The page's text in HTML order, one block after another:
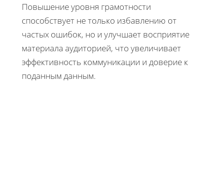
Повышение уровня грамотности
способствует не только избавлению от
частых ошибок, но и улучшает восприятие
материала аудиторией, что увеличивает
эффективность коммуникации и доверие к
поданным данным.